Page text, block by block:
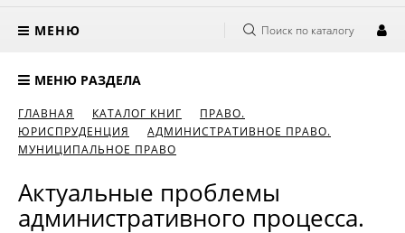
МЕНЮ Поиск по каталогу
МЕНЮ РАЗДЕЛА
ГЛАВНАЯ КАТАЛОГ КНИГ
ПРАВО.
ЮРИСПРУДЕНЦИЯ
АДМИНИСТРАТИВНОЕ ПРАВО.
МУНИЦИПАЛЬНОЕ ПРАВО
Актуальные проблемы
административного процесса.